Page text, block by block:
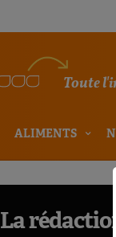
Toute
ALIMENTS
La